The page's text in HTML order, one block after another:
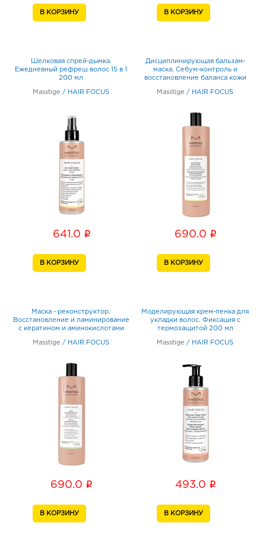
Шелковая спрей-дымка.
Ежедневный рефреш волос 15 в 1
200 мл
Masstige / HAIR FOCUS
641.0 i
Дисциплинирующая бальзам-
маска. Себум-контроль и
восстановление баланса кожи
Masstige / HAIR FOCUS
690.0 i
Маска - реконструктор.
Восстановление и ламинирование
с кератином и аминокислотами
Masstige / HAIR FOCUS
690.0 i
Моделирующая крем-пенка для
укладки волос. Фиксация с
термозащитой 200 мл
Masstige / HAIR FOCUS
493.0 i